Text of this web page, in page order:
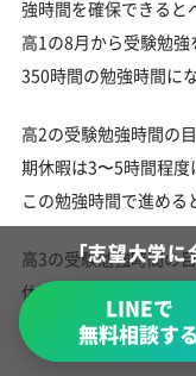
強時間を確保できると
高1の8月から受験勉
350時間の勉強時間に
高2の受験勉強時間の
期休暇は3〜5時間程度
この勉強時間で進める
高3の受験勉強時間の
休暇は課題の量にもよ
「志望大学に
LINEで
無料相談する